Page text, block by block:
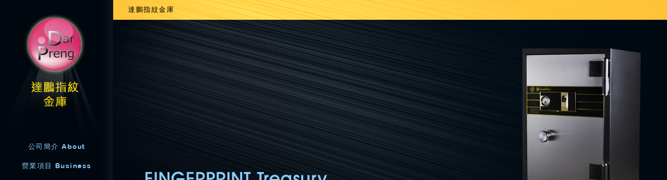
公司簡介 About
營業項目 Business
達鵬指紋金庫